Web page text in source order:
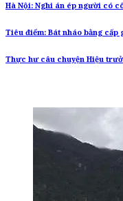
Hà Nội: Nghi án ép người có
Tiêu điểm: Bát nháo bằng cấp
Thực hư câu chuyện Hiệu